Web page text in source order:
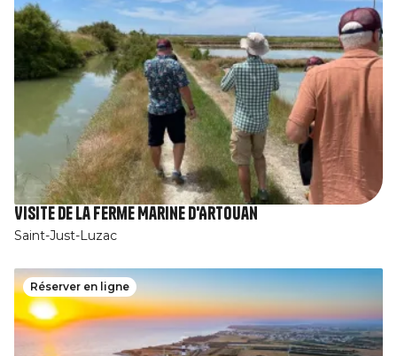
Visite de la Ferme Marine d'Artouan
Saint-Just-Luzac
Réserver en ligne